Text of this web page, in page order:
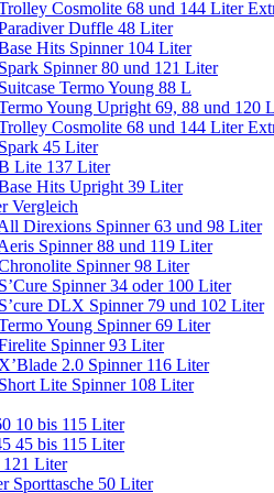
Cosmolite 68 und 144 Liter
Duffle 48 Liter
Hits Spinner 104 Liter
Spinner 80 und 121 Liter
Termo Young 88 L
Young Upright 69, 88 und 120
Cosmolite 68 und 144 Liter
45 Liter
Lite 137 Liter
Hits Upright 39 Liter
Vergleich
Direxions Spinner 63 und 98 Liter
Spinner 88 und 119 Liter
Spinner 98 Liter
Spinner 34 oder 100 Liter
DLX Spinner 79 und 102 Liter
Young Spinner 69 Liter
Spinner 93 Liter
2.0 Spinner 116 Liter
Lite Spinner 108 Liter
10 bis 115 Liter
45 bis 115 Liter
121 Liter
Sporttasche 50 Liter